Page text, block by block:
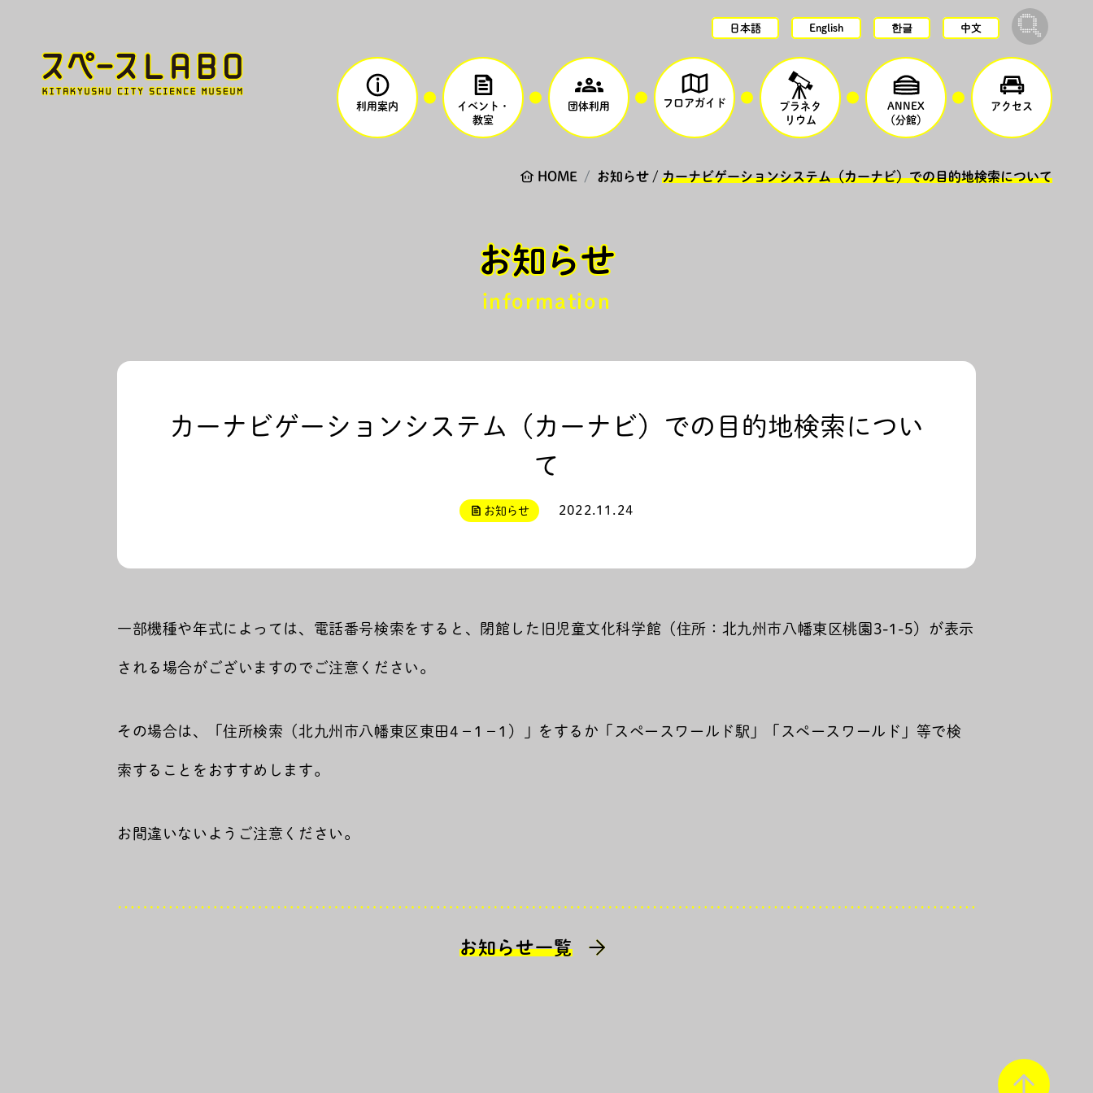
日本語 English 한글 中文
利用案内
イベント・
教室
団体利用 フロアガイド
プラネタ
リウム
ANNEX
（分館）
アクセス
HOME お知らせ / カーナビゲーションシステム（カーナビ）での目的地検索について
お知らせ
information
カーナビゲーションシステム（カーナビ）での目的地検索につい
て
お知らせ 2022.11.24
一部機種や年式によっては、電話番号検索をすると、閉館した旧児童文化科学館（住所：北九州市八幡東区桃園3-1-5）が表示
される場合がございますのでご注意ください。
その場合は、「住所検索（北九州市八幡東区東田4－1－1）」をするか「スペースワールド駅」「スペースワールド」等で検
索することをおすすめします。
お間違いないようご注意ください。
お知らせ一覧